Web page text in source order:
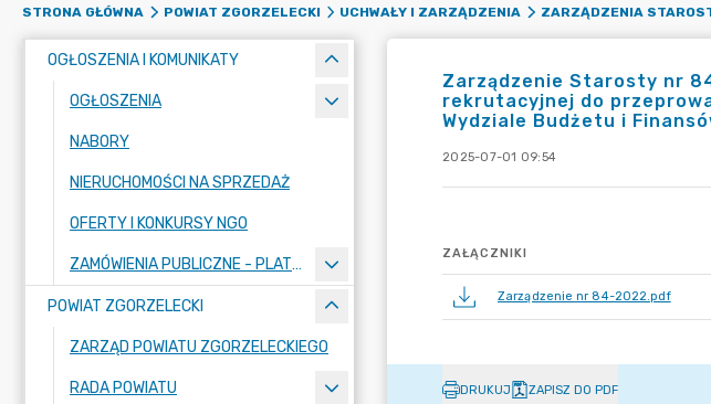
STRONA GŁÓWNA POWIAT ZGORZELECKI UCHWAŁY I ZARZĄDZENIA ZARZĄDZENIA
OGŁOSZENIA I KOMUNIKATY
OGŁOSZENIA
NABORY
NIERUCHOMOŚCI NA SPRZEDAŻ
OFERTY I KONKURSY NGO
ZAMÓWIENIA PUBLICZNE - PLATFORMA ZAKUPOWA
POWIAT ZGORZELECKI
ZARZĄD POWIATU ZGORZELECKIEGO
RADA POWIATU
Zarządzenie Starosty nr
rekrutacyjnej do
Wydziale Budżetu i
2025-07-01 09:54
ZAŁĄCZNIKI
Zarządzenie nr 84-2022.pdf
DRUKUJ ZAPISZ DO PDF